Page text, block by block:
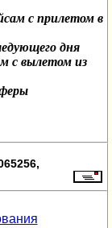
с прилетом в
дня
с вылетом из